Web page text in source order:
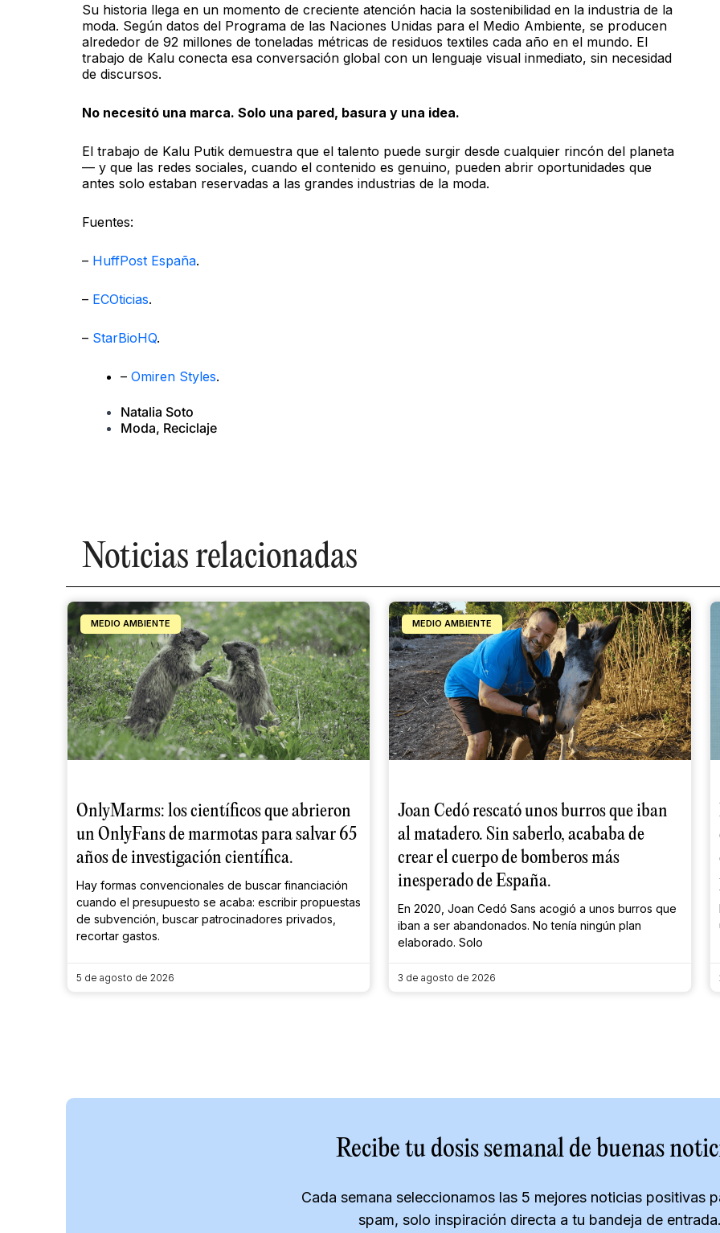
Su historia llega en un momento de creciente atención hacia la sostenibilidad en la industria de la
moda. Según datos del Programa de las Naciones Unidas para el Medio Ambiente, se producen
alrededor de 92 millones de toneladas métricas de residuos textiles cada año en el mundo. El
trabajo de Kalu conecta esa conversación global con un lenguaje visual inmediato, sin necesidad
de discursos.
No necesitó una marca. Solo una pared, basura y una idea.
El trabajo de Kalu Putik demuestra que el talento puede surgir desde cualquier rincón del planeta
— y que las redes sociales, cuando el contenido es genuino, pueden abrir oportunidades que
antes solo estaban reservadas a las grandes industrias de la moda.
Fuentes:
– HuffPost España.
– ECOticias.
– StarBioHQ.
– Omiren Styles.
Natalia Soto
Moda, Reciclaje
Noticias relacionadas
MEDIO AMBIENTE
OnlyMarms: los científicos que abrieron
un OnlyFans de marmotas para salvar 65
años de investigación científica.
Hay formas convencionales de buscar financiación
cuando el presupuesto se acaba: escribir propuestas
de subvención, buscar patrocinadores privados,
recortar gastos.
5 de agosto de 2026
MEDIO AMBIENTE
Joan Cedó rescató unos burros que iban
al matadero. Sin saberlo, acababa de
crear el cuerpo de bomberos más
inesperado de España.
En 2020, Joan Cedó Sans acogió a unos burros que
iban a ser abandonados. No tenía ningún plan
elaborado. Solo
3 de agosto de 2026
Recibe tu dosis semanal de buenas
Cada semana seleccionamos las 5 mejores noticias positivas
spam, solo inspiración directa a tu bandeja de entrada.